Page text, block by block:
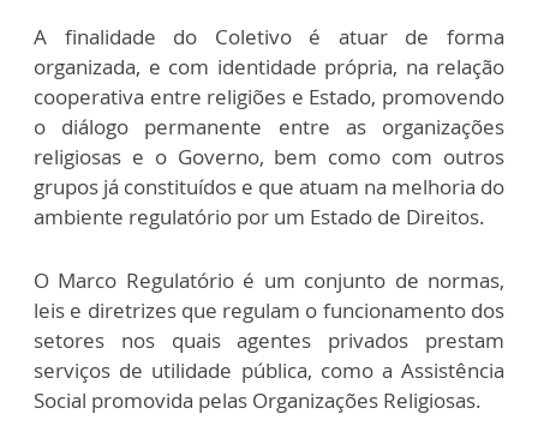
A finalidade do Coletivo é atuar de forma
organizada, e com identidade própria, na relação
cooperativa entre religiões e Estado, promovendo
o diálogo permanente entre as organizações
religiosas e o Governo, bem como com outros
grupos já constituídos e que atuam na melhoria do
ambiente regulatório por um Estado de Direitos.
O Marco Regulatório é um conjunto de normas,
leis e diretrizes que regulam o funcionamento dos
setores nos quais agentes privados prestam
serviços de utilidade pública, como a Assistência
Social promovida pelas Organizações Religiosas.